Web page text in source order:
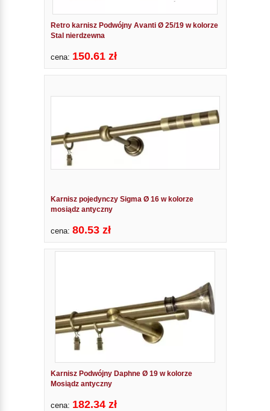
Retro karnisz Podwójny Avanti Ø 25/19 w kolorze
Stal nierdzewna
cena: 150.61 zł
Karnisz pojedynczy Sigma Ø 16 w kolorze
mosiądz antyczny
cena: 80.53 zł
Karnisz Podwójny Daphne Ø 19 w kolorze
Mosiądz antyczny
cena: 182.34 zł